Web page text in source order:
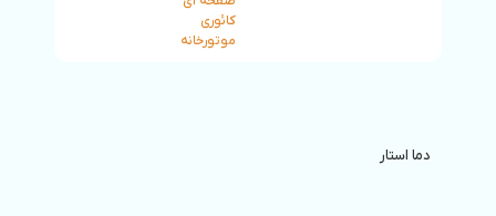
کائوری
موتورخانه
دما استار